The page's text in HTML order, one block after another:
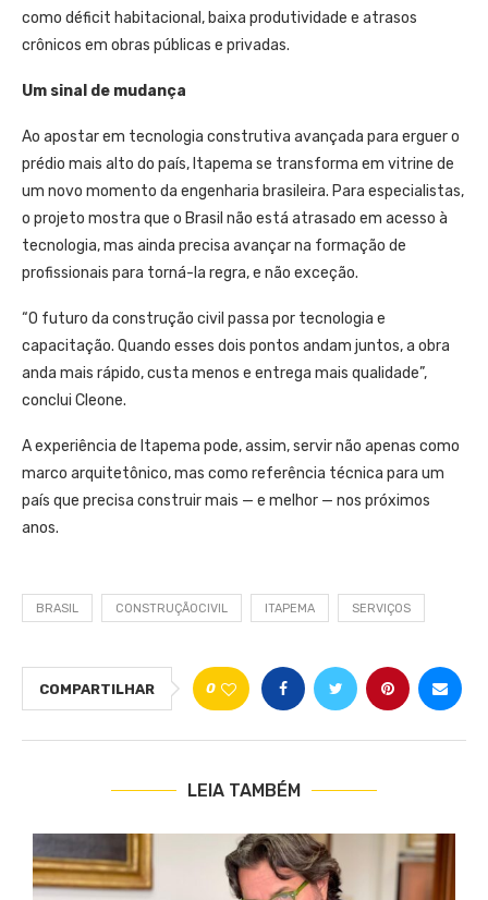
como déficit habitacional, baixa produtividade e atrasos
crônicos em obras públicas e privadas.
Um sinal de mudança
Ao apostar em tecnologia construtiva avançada para erguer o
prédio mais alto do país, Itapema se transforma em vitrine de
um novo momento da engenharia brasileira. Para especialistas,
o projeto mostra que o Brasil não está atrasado em acesso à
tecnologia, mas ainda precisa avançar na formação de
profissionais para torná-la regra, e não exceção.
“O futuro da construção civil passa por tecnologia e
capacitação. Quando esses dois pontos andam juntos, a obra
anda mais rápido, custa menos e entrega mais qualidade”,
conclui Cleone.
A experiência de Itapema pode, assim, servir não apenas como
marco arquitetônico, mas como referência técnica para um
país que precisa construir mais — e melhor — nos próximos
anos.
BRASIL CONSTRUÇÃOCIVIL ITAPEMA SERVIÇOS
COMPARTILHAR 0
LEIA TAMBÉM